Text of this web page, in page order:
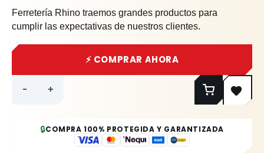
Ferretería Rhino traemos grandes productos para
cumplir las expectativas de nuestros clientes.
- +
⚡ COMPRAR AHORA
🔒COMPRA 100% PROTEGIDA Y GARANTIZADA